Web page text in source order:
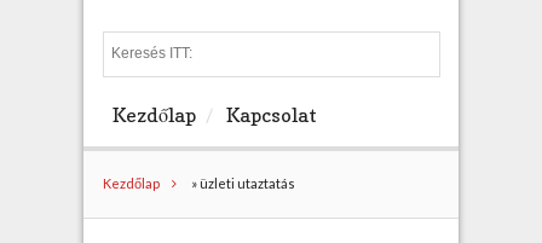
e
h
Kezdőlap Kapcsolat
Kezdőlap » üzleti utaztatás